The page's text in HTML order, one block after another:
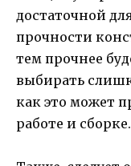
достаточной
прочности
тем прочнее
выбирать
как это может
работе и сборке.